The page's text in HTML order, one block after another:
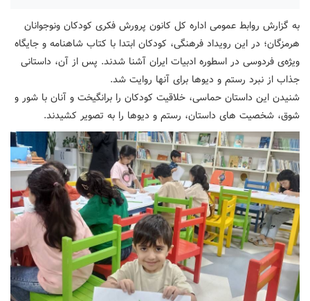
به گزارش روابط عمومی اداره کل کانون پرورش فکری کودکان ونوجوانان
هرمزگان؛ در این رویداد فرهنگی، کودکان ابتدا با کتاب شاهنامه و جایگاه
ویژه‌ی فردوسی در اسطوره ادبیات ایران آشنا شدند. پس از آن، داستانی
جذاب از نبرد رستم و دیوها برای آنها روایت شد.
شنیدن این داستان حماسی، خلاقیت کودکان را برانگیخت و آنان با شور و
شوق، شخصیت های داستان، رستم و دیوها را به تصویر کشیدند.